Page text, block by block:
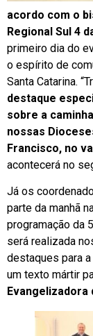
acordo com o
Regional Sul 4
primeiro dia do
o espírito de
Santa Catarina.
destaque
sobre a
nossas
Francisco, no
acontecerá no
Já os
parte da manhã
programação da
será realizada
destaques para
um texto mártir
Evangelizadora